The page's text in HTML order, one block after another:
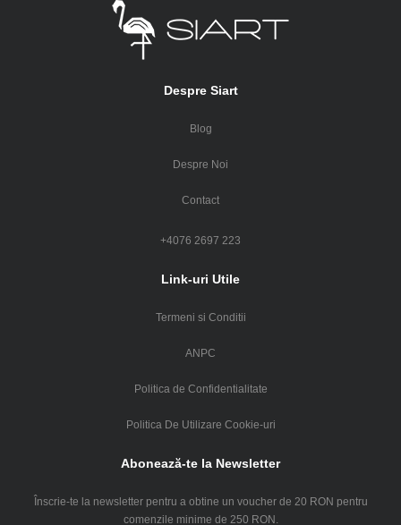
Despre Siart
Blog
Despre Noi
Contact
+4076 2697 223
Link-uri Utile
Termeni si Conditii
ANPC
Politica de Confidentialitate
Politica De Utilizare Cookie-uri
Abonează-te la Newsletter
Înscrie-te la newsletter pentru a obtine un voucher de 20 RON pentru
comenzile minime de 250 RON.